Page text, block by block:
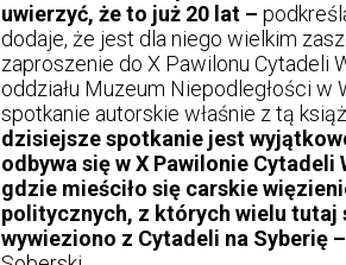
uwierzyć, że to już 20 lat –
dodaje, że jest dla niego wielkim
zaproszenie do X Pawilonu Cytadeli
oddziału Muzeum Niepodległości w
spotkanie autorskie właśnie z tą
dzisiejsze spotkanie jest
odbywa się w X Pawilonie Cytadeli
gdzie mieściło się carskie
politycznych, z których wielu tutaj
wywieziono z Cytadeli na Syberię –